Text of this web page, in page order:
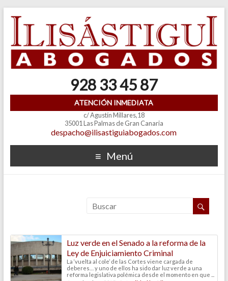
928 33 45 87
ATENCIÓN INMEDIATA
c/ Agustín Millares,18
35001 Las Palmas de Gran Canaria
despacho@ilisastiguiabogados.com
Menú
Luz verde en el Senado a la reforma de la
Ley de Enjuiciamiento Criminal
La ‘vuelta al cole’ de las Cortes viene cargada de
deberes… y uno de ellos ha sido dar luz verde a una
reforma legislativa polémica desde el momento en que ...